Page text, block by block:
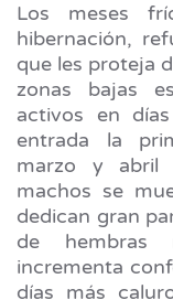
Los meses
hibernación,
que les proteja
zonas bajas
activos en
entrada la
marzo y abril
machos se
dedican gran
de hembras
incrementa
días más